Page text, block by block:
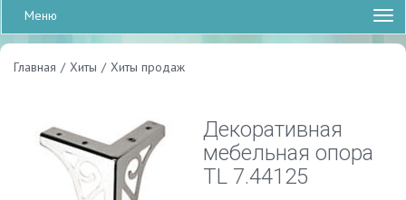
Меню
Главная / Хиты / Хиты продаж
Декоративная
мебельная опора
TL 7.44125